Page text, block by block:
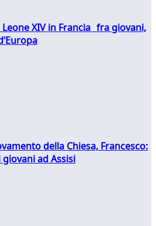
XIV in Francia fra giovani,
della Chiesa, Francesco:
ad Assisi